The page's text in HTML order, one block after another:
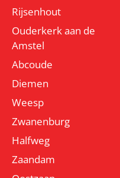
Rijsenhout
Ouderkerk aan de
Amstel
Abcoude
Diemen
Weesp
Zwanenburg
Halfweg
Zaandam